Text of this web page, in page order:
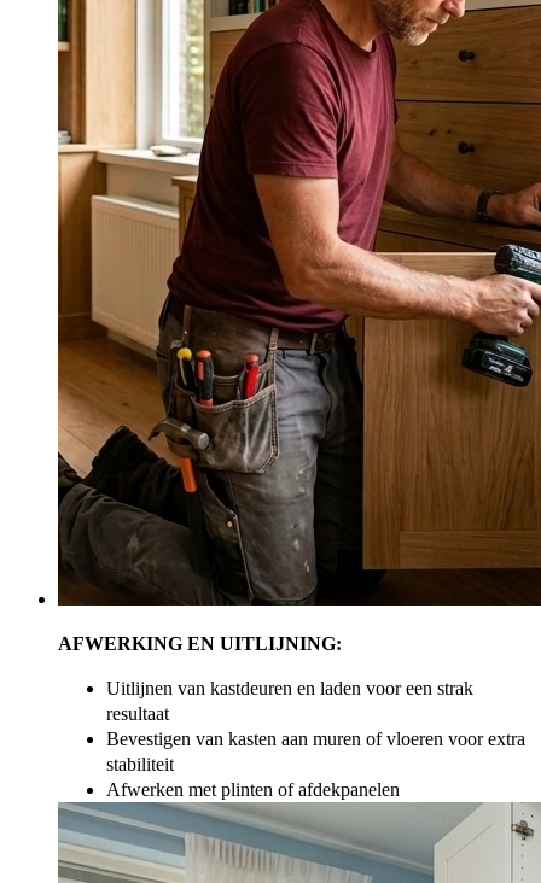
AFWERKING EN UITLIJNING:
Uitlijnen van kastdeuren en laden voor een strak
resultaat
Bevestigen van kasten aan muren of vloeren voor extra
stabiliteit
Afwerken met plinten of afdekpanelen